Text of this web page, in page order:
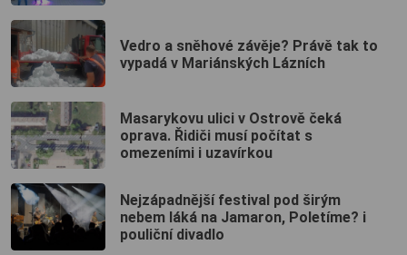
Vedro a sněhové závěje? Právě tak to
vypadá v Mariánských Lázních
Masarykovu ulici v Ostrově čeká
oprava. Řidiči musí počítat s
omezeními i uzavírkou
Nejzápadnější festival pod širým
nebem láká na Jamaron, Poletíme? i
pouliční divadlo